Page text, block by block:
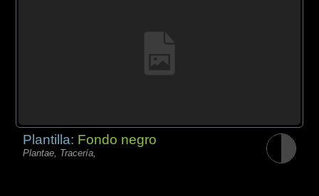
Plantilla: Fondo negro
Plantae, Tracería,